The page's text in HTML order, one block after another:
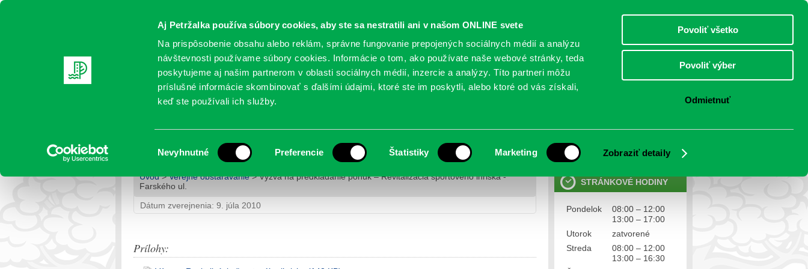
Aj Petržalka používa súbory cookies, aby ste sa nestratili ani v našom ONLINE svete
Na prispôsobenie obsahu alebo reklám, správne fungovanie prepojených sociálnych médií a analýzu
návštevnosti používame súbory cookies. Informácie o tom, ako používate naše webové stránky, teda
poskytujeme aj našim partnerom v oblasti sociálnych médií, inzercie a analýzy. Títo partneri môžu
príslušné informácie skombinovať s ďalšími údajmi, ktoré ste im poskytli, alebo ktoré od vás získali,
keď ste používali ich služby.
súhlasu
Nevyhnutné Preferencie Štatistiky Marketing Zobraziť detaily
Povoliť všetko
Povoliť výber
Odmietnuť
Oficiálne stránky
PETRŽALSKÉ KONTO
AKTUALITY SAMOSPRÁVA ORGANIZÁCIE OBLASTI NOVINY MAPY TLAČIVÁ KONTAKTY
Ochrana osobných údajov
STRÁNKOVÉ HODINY
Pondelok
08:00 – 12:00
13:00 – 17:00
Utorok
zatvorené
Streda
08:00 – 12:00
13:00 – 16:30
Výzva na predkladanie ponúk – Revitalizácia športového ihriska –
Farského ul.
Úvod>Verejné obstarávanie> Výzva na predkladanie ponúk – Revitalizácia športového ihriska -
Farského ul.
Dátum zverejnenia: 9. júla 2010
Prílohy: